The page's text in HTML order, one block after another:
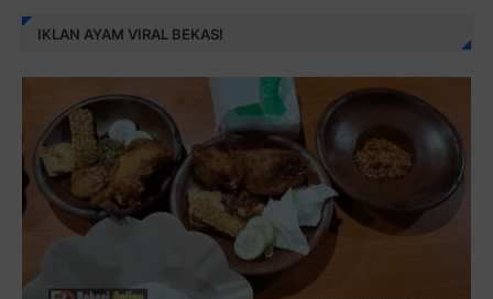
IKLAN AYAM VIRAL BEKASI